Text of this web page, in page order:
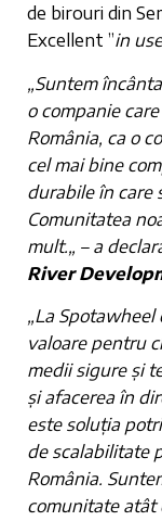
de birouri din
Excellent ”in use
„Suntem
o companie
România, ca o
cel mai bine
durabile în care
Comunitatea
mult.„ – a
River
„La
valoare pentru
medii sigure și
și afacerea în
este soluția
de scalabilitate
România.
comunitate atât